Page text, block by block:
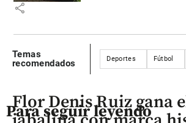
share
Temas
recomendados
Deportes Fútbol
Para seguir leyendo
Flor Denis Ruiz gana